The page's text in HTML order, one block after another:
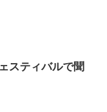
スティバルで聞